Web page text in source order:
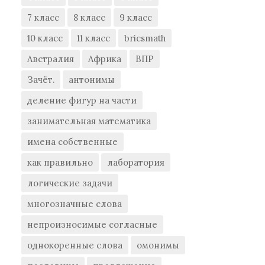
7 класс
8 класс
9 класс
10 класс
11 класс
bricsmath
Австралия
Африка
ВПР
Зачёт.
антонимы
деление фигур на части
занимательная математика
имена собственные
как правильно
лаборатория
логические задачи
многозначные слова
непроизносимые согласные
однокоренные слова
омонимы